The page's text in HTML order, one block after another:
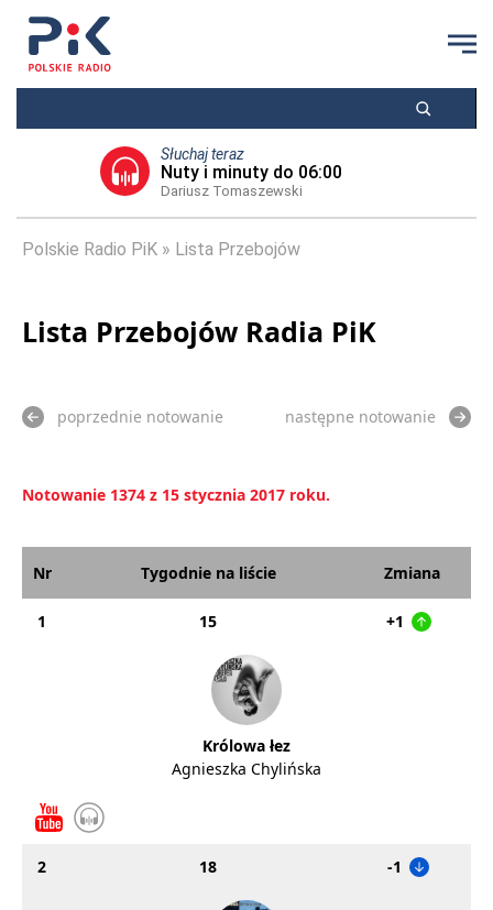
Słuchaj teraz
Nuty i minuty do 06:00
Dariusz Tomaszewski
Polskie Radio PiK Lista Przebojów
Lista Przebojów Radia PiK
poprzednie notowanie następne notowanie
Notowanie 1374 z 15 stycznia 2017 roku.
Nr Tygodnie na liście Zmiana
1 15 +1
Królowa łez
Agnieszka Chylińska
2 18 -1